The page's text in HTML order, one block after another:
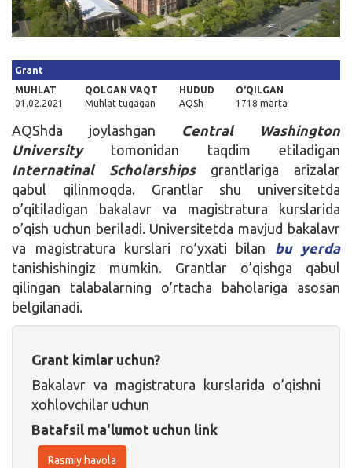
Grant
MUHLAT
01.02.2021
QOLGAN VAQT
Muhlat tugagan
HUDUD
AQSh
O'QILGAN
1718 marta
AQShda joylashgan Central Washington
Universitytomonidan taqdim etiladigan
Internatinal Scholarshipsgrantlariga arizalar
qabul qilinmoqda. Grantlar shu universitetda
o’qitiladigan bakalavr va magistratura kurslarida
o’qish uchun beriladi. Universitetda mavjud bakalavr
va magistratura kurslari ro’yxati bilan
bu yerda
tanishishingiz mumkin. Grantlar o’qishga qabul
qilingan talabalarning o’rtacha baholariga asosan
belgilanadi.
Grant kimlar uchun?
Bakalavr va magistratura kurslarida o’qishni
xohlovchilar uchun
Batafsil ma'lumot uchun link
Rasmiy havola